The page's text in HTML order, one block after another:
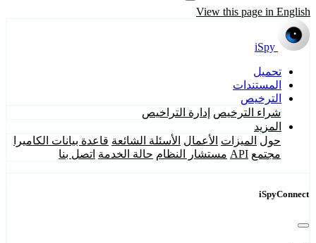
View this page in English
iSpy
تحميل
المستندات
الترخيص
شراء الترخيص إدارة التراخيص
المزيد
حول الميزات الأعمال الأسئلة الشائعة قاعدة بيانات الكاميرا
مجتمع API مستشار النظام حالة الخدمة اتصل بنا
iSpyConnect